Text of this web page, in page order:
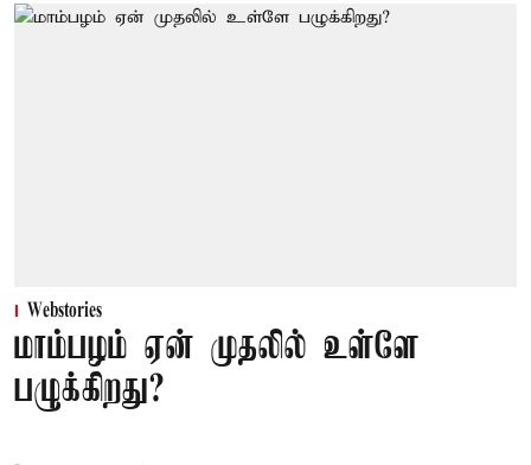
Webstories
மாம்பழம் ஏன் முதலில் உள்ளே
பழுக்கிறது?